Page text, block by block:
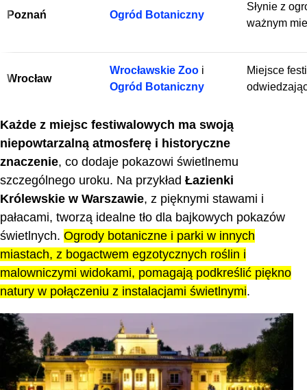
Poznań Ogród Botaniczny
Słynie z
ważnym
Wrocław
Wrocławskie Zoo i
Ogród Botaniczny
Miejsce
Każde z miejsc festiwalowych ma swoją
niepowtarzalną atmosferę i historyczne
znaczenie, co dodaje pokazowi świetlnemu
szczególnego uroku. Na przykład Łazienki
Królewskie w Warszawie, z pięknymi stawami i
pałacami, tworzą idealne tło dla bajkowych pokazów
świetlnych. Ogrody botaniczne i parki w innych
miastach, z bogactwem egzotycznych roślin i
malowniczymi widokami, pomagają podkreślić piękno
natury w połączeniu z instalacjami świetlnymi.